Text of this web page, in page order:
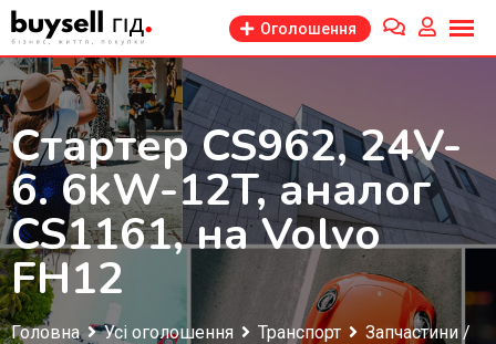
Перейти
до
змісту
Оголошення
Стартер CS962, 24V-
6. 6kW-12T, аналог
CS1161, на Volvo
FH12
Головна Усі оголошення Транспорт
Запчастини /